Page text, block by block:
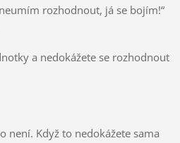
rozhodnout, já se bojím!“
a nedokážete se rozhodnout
není. Když to nedokážete sama